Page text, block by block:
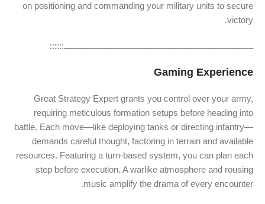
on positioning and commanding your military units to secure
victory.
ــــــــــــــــــــــــــــــــــــــــــــــــــــــــــــــــــــــــــــــــ::::::
Gaming Experience
Great Strategy Expert grants you control over your army,
requiring meticulous formation setups before heading into
battle. Each move—like deploying tanks or directing infantry—
demands careful thought, factoring in terrain and available
resources. Featuring a turn-based system, you can plan each
step before execution. A warlike atmosphere and rousing
music amplify the drama of every encounter.